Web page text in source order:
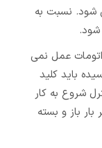
شود. نسبت به
عمل نمی
باید کلید
شروع به کار
باز و بسته